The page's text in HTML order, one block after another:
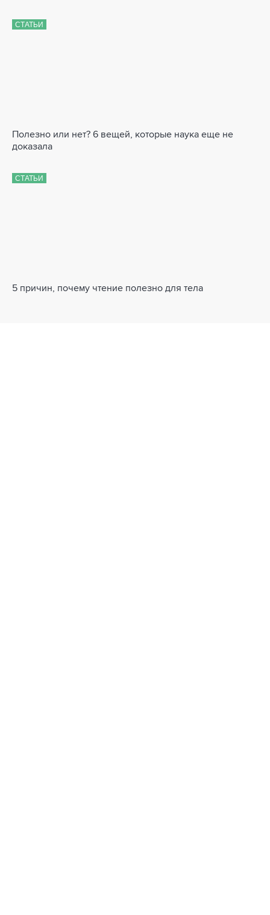
СТАТЬИ
Полезно или нет? 6 вещей, которые наука еще не
доказала
СТАТЬИ
5 причин, почему чтение полезно для тела